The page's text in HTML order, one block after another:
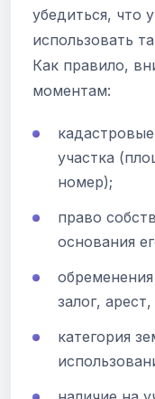
убедиться, что
использовать
Как правило,
моментам:
участка
номер);
право
основания
залог,
категория